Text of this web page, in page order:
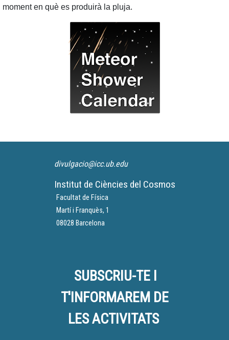
moment en què es produirà la pluja.
divulgacio@icc.ub.edu
Institut de Ciències del Cosmos
Facultat de Física
Martí i Franquès, 1
08028 Barcelona
SUBSCRIU-TE I
T'INFORMAREM DE
LES ACTIVITATS